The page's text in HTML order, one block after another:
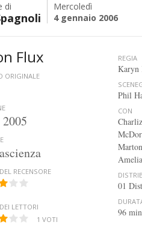
di
Mercoledì
4 gennaio 2006
Flux
ORIGINALE
RECENSORE
LETTORI
1 VOTI
REGIA
Karyn
Phil
CON
01
96